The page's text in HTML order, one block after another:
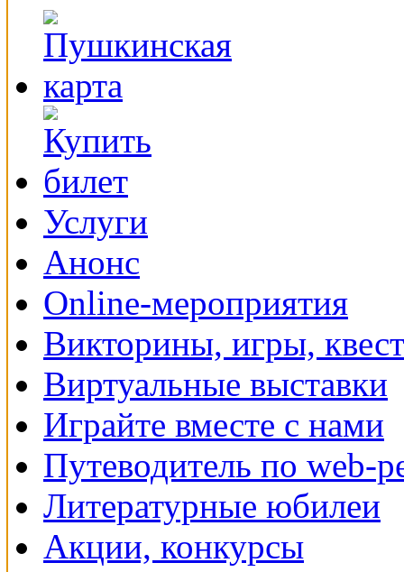
Услуги
Анонс
Online-мероприятия
Викторины, игры,
Виртуальные выставки
Играйте вместе с нами
Путеводитель по web-
Литературные юбилеи
Акции, конкурсы